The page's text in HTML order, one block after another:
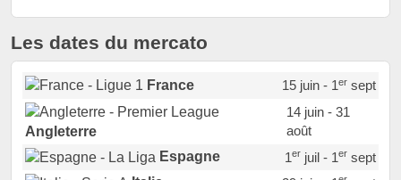
Les dates du mercato
France 15 juin - 1ersept
Angleterre
14 juin - 31
août
Espagne
1erjuil - 1ersept